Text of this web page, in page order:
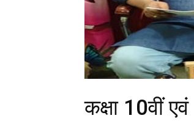
कक्षा 10वीं